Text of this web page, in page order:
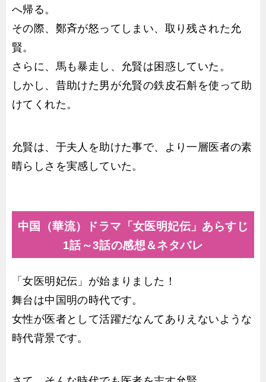
へ帰る。
その際、鄭斉が怒ってしまい、取り残された允
賢。
さらに、馬も暴走し、允賢は困惑していた。
しかし、昔助けた男が允賢の鉄皮石斛を使って助
けてくれた。
允賢は、于夫人を助けた事で、より一層医者の素
晴らしさを実感していた。
中国（華流）ドラマ「女医明妃伝」あらすじ
1話～3話の感想＆ネタバレ
「女医明妃伝」が始まりました！
舞台は中国明の時代です。
女性が医者として活躍だなんてありえないような
時代背景です。